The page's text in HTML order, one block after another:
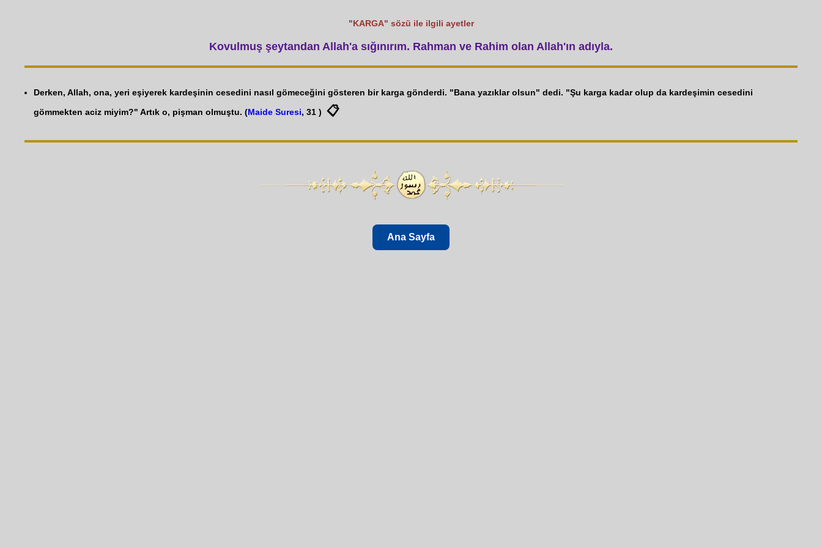
"KARGA" sözü ile ilgili ayetler
Kovulmuş şeytandan Allah'a sığınırım. Rahman ve Rahim olan Allah'ın adıyla.
Derken, Allah, ona, yeri eşiyerek kardeşinin cesedini nasıl gömeceğini gösteren bir karga gönderdi. "Bana yazıklar olsun" dedi. "Şu karga kadar olup da kardeşimin cesedini
gömmekten aciz miyim?" Artık o, pişman olmuştu. (Maide Suresi, 31 ) 📋
Ana Sayfa